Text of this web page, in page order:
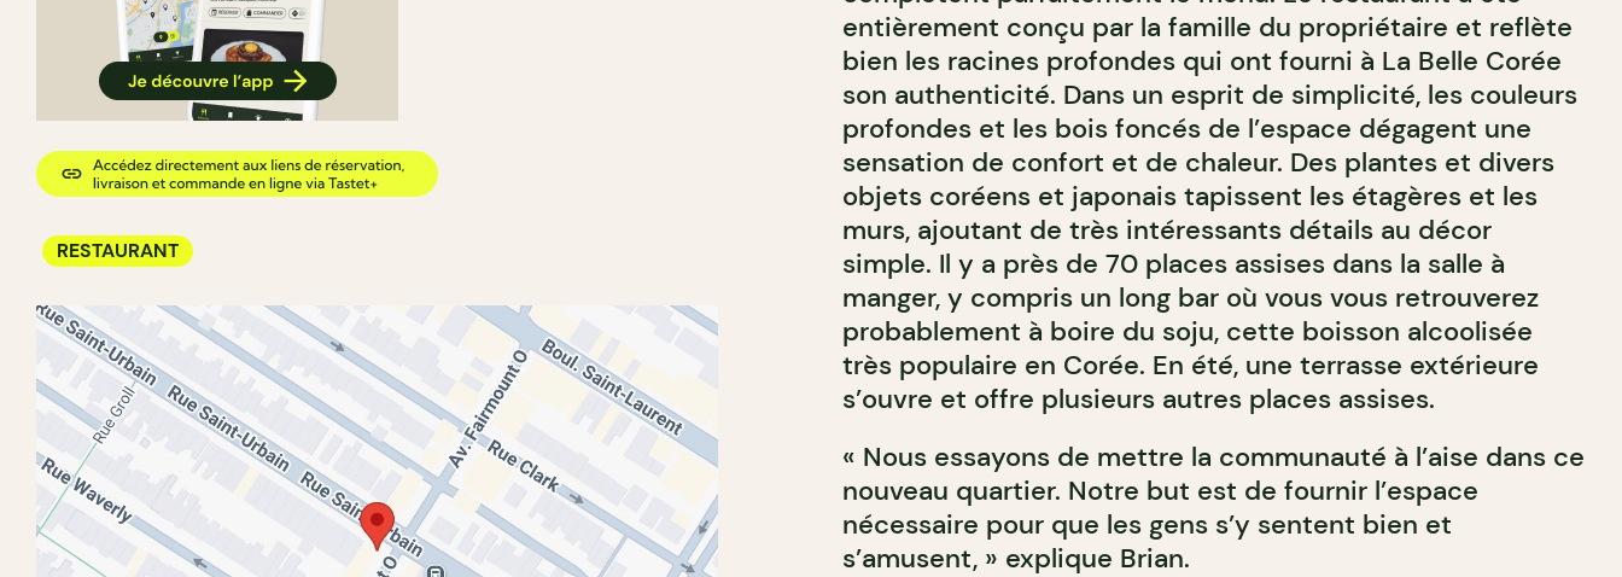
RESTAURANT
entièrement conçu par la famille du propriétaire et reflète
bien les racines profondes qui ont fourni à La Belle Corée
son authenticité. Dans un esprit de simplicité, les couleurs
profondes et les bois foncés de l’espace dégagent une
sensation de confort et de chaleur. Des plantes et divers
objets coréens et japonais tapissent les étagères et les
murs, ajoutant de très intéressants détails au décor
simple. Il y a près de 70 places assises dans la salle à
manger, y compris un long bar où vous vous retrouverez
probablement à boire du soju, cette boisson alcoolisée
très populaire en Corée. En été, une terrasse extérieure
s’ouvre et offre plusieurs autres places assises.
« Nous essayons de mettre la communauté à l’aise dans ce
nouveau quartier. Notre but est de fournir l’espace
nécessaire pour que les gens s’y sentent bien et
s’amusent, » explique Brian.